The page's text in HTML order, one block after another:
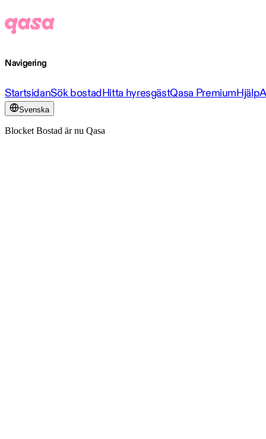
Navigering
StartsidanSök bostadHitta hyresgästQasa PremiumHjälp
Svenska
Blocket Bostad är nu Qasa